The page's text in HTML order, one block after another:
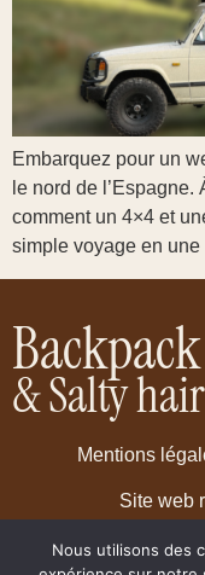
Embarquez pour un
le nord de
comment un 4×4 et
simple voyage en
Backpack
& Salty hair
Mentions
Site web
Nous utilisons des